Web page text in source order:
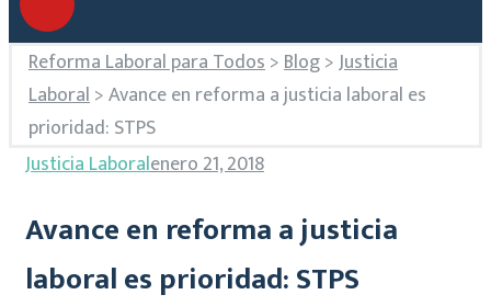
Reforma Laboral para Todos>Blog>Justicia
Laboral>Avance en reforma a justicia laboral es
prioridad: STPS
Justicia Laboralenero 21, 2018
Avance en reforma a justicia
laboral es prioridad: STPS